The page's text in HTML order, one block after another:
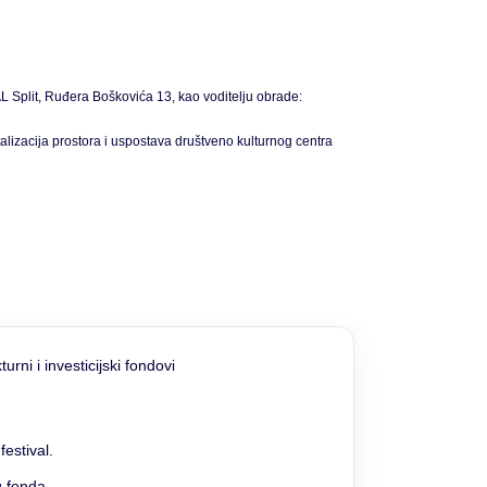
Split, Ruđera Boškovića 13, kao voditelju obrade:
prostora i uspostava društveno kulturnog centra